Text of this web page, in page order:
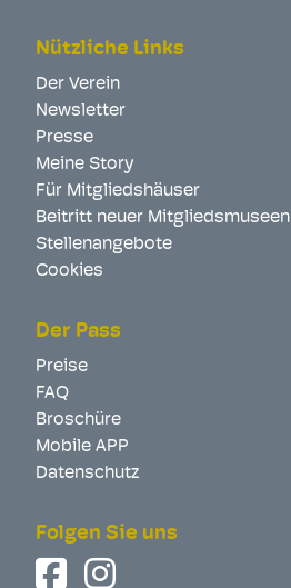
Nützliche Links
Der Verein
Newsletter
Presse
Meine Story
Für Mitgliedshäuser
Beitritt neuer Mitgliedsmuseen
Stellenangebote
Cookies
Der Pass
Preise
FAQ
Broschüre
Mobile APP
Datenschutz
Folgen Sie uns